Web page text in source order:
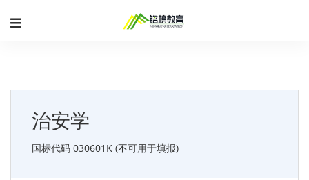
治安学
国标代码 030601K (不可用于填报)